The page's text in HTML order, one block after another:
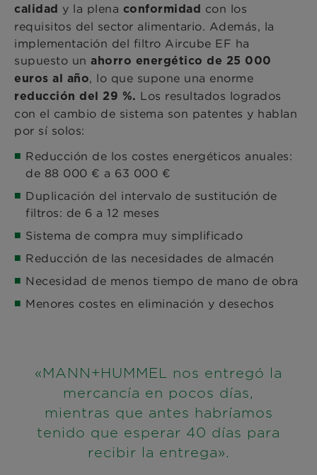
calidad y la plena conformidad con los
requisitos del sector alimentario. Además, la
implementación del filtro Aircube EF ha
supuesto un ahorro energético de 25 000
euros al año, lo que supone una enorme
reducción del 29 %. Los resultados logrados
con el cambio de sistema son patentes y hablan
por sí solos:
Reducción de los costes energéticos anuales:
de 88 000 € a 63 000 €
Duplicación del intervalo de sustitución de
filtros: de 6 a 12 meses
Sistema de compra muy simplificado
Reducción de las necesidades de almacén
Necesidad de menos tiempo de mano de obra
Menores costes en eliminación y desechos
«MANN+HUMMEL nos entregó la
mercancía en pocos días,
mientras que antes habríamos
tenido que esperar 40 días para
recibir la entrega».